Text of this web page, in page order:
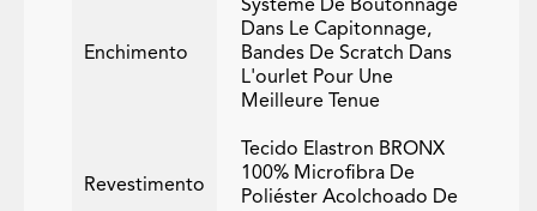
Enchimento
Système De Boutonnage
Dans Le Capitonnage,
Bandes De Scratch Dans
L'ourlet Pour Une
Meilleure Tenue
Revestimento
Tecido Elastron BRONX
100% Microfibra De
Poliéster Acolchoado De